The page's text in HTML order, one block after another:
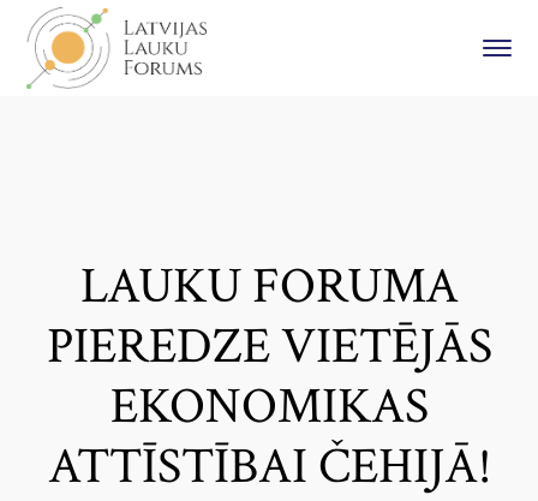
LAUKU FORUMA
PIEREDZE VIETĒJĀS
EKONOMIKAS
ATTĪSTĪBAI ČEHIJĀ!